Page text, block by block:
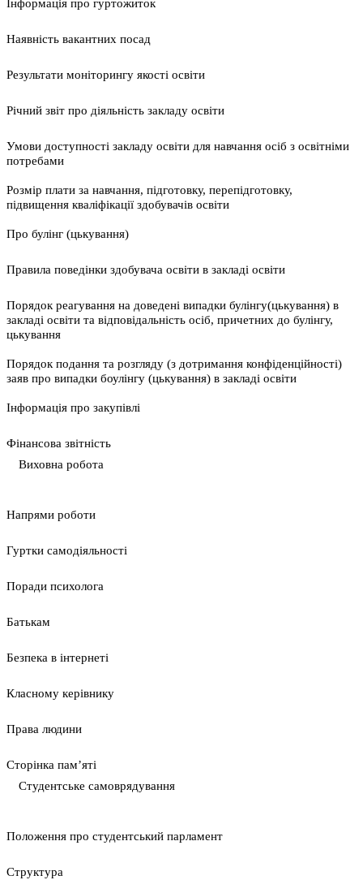
Інформація про гуртожиток
Наявність вакантних посад
Результати моніторингу якості освіти
Річний звіт про діяльність закладу освіти
Умови доступності закладу освіти для навчання осіб з освітніми
потребами
Розмір плати за навчання, підготовку, перепідготовку,
підвищення кваліфікації здобувачів освіти
Про булінг (цькування)
Правила поведінки здобувача освіти в закладі освіти
Порядок реагування на доведені випадки булінгу(цькування) в
закладі освіти та відповідальність осіб, причетних до булінгу,
цькування
Порядок подання та розгляду (з дотримання конфіденційності)
заяв про випадки боулінгу (цькування) в закладі освіти
Інформація про закупівлі
Фінансова звітність
Виховна робота
Напрями роботи
Гуртки самодіяльності
Поради психолога
Батькам
Безпека в інтернеті
Класному керівнику
Права людини
Сторінка пам’яті
Студентське самоврядування
Положення про студентський парламент
Cтруктура